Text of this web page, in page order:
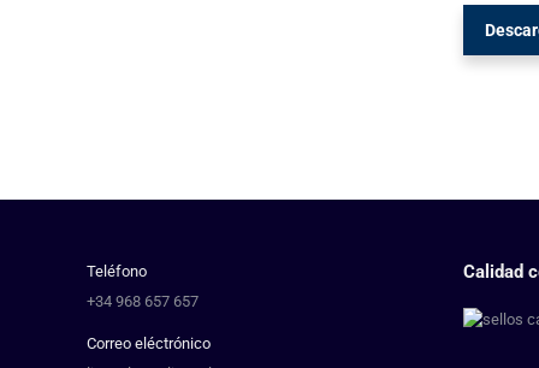
Teléfono
+34 968 657 657
Correo eléctrónico
Calidad